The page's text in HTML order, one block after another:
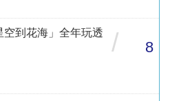
到花海」全年玩透
/ 8